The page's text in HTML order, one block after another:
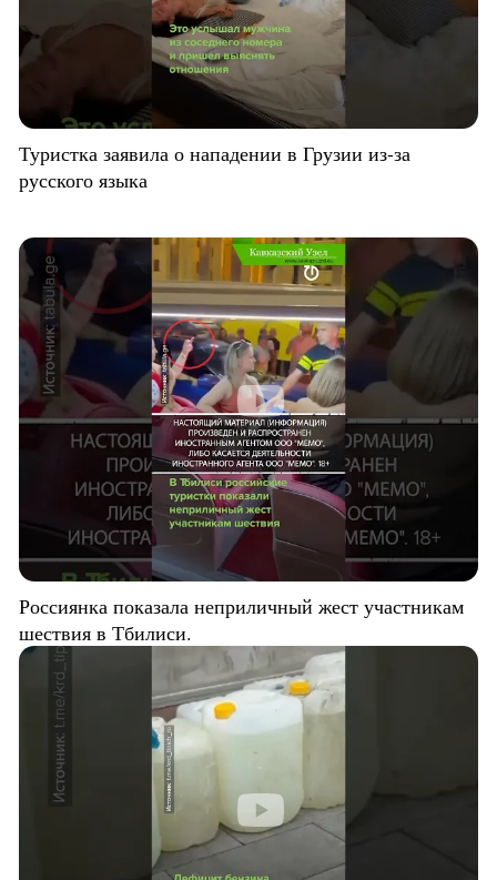
Туристка заявила о нападении в Грузии из-за
русского языка
Россиянка показала неприличный жест участникам
шествия в Тбилиси.